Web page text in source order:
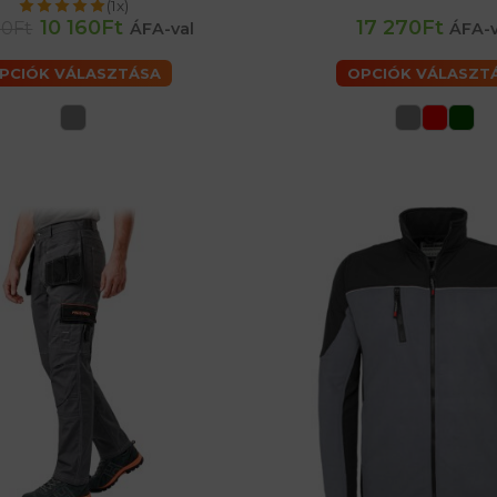
(1x)
10 160Ft ÁFA-val
VÁLASZTÁSA
17 270Ft ÁFA-
OPCIÓK